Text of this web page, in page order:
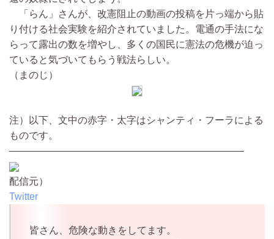
「らん」さんが、改憲阻止の動画の投稿を片っ端から貼
り付ける社会実験を紹介されていました。電通の手法にな
らって露出の数を増やし、多くの国民に憲法の危機が迫っ
ていると気づいてもらう戦法らしい。
（まのじ）
注）以下、文中の赤字・太字はシャンティ・フーラによる
ものです。
————————————————————————
配信元）
Twitter
皆さん、危険な動きをしてます。